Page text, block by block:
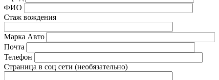
ФИО
Стаж вождения
Марка Авто
Почта
Телефон
Страница в соц сети (необязательно)